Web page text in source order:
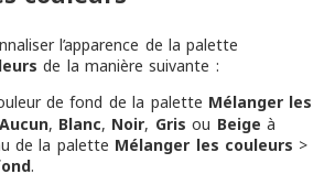
l’apparence de la palette
de la manière suivante :
de fond de la palette Mélanger les
Aucun, Blanc, Noir, Gris ou Beige à
de la palette Mélanger les couleurs >
.